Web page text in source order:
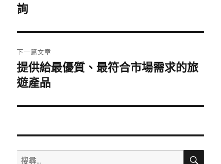
導
覽
一
文
章:
詢
下一篇文章
下
一
文
提供給最優質、最符合市場需求的旅
遊產品
搜
搜